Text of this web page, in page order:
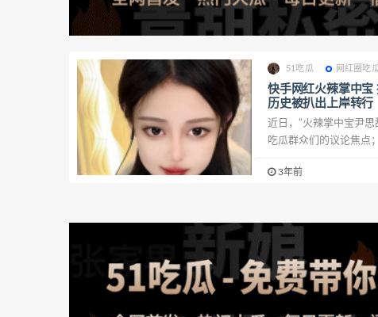
51吃瓜 网红圈吃
快手网红火辣掌中宝
历史被扒出上岸转行
近日，“火辣掌中宝尹
吃瓜群众们的议论焦点
3年前